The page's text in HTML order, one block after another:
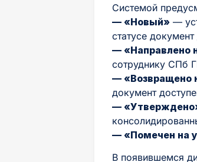
Системой
— «Новый» —
статусе
— «Направлено
сотруднику СПб
— «Возвращено
документ
—
— «Помечен на
В появившемся